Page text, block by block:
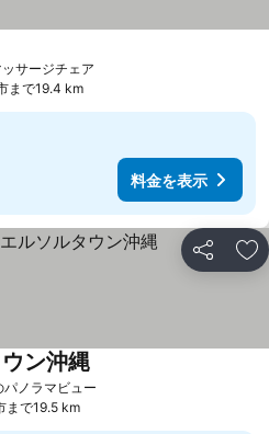
サージチェア
まで19.4 km
料金を表示
シェア お
ノラマビュー
ン沖縄料金を表示
まで19.5 km